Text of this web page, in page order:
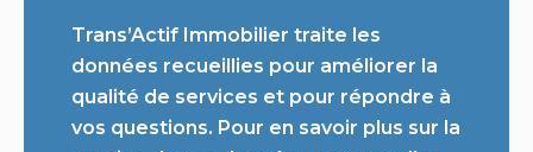
Trans’Actif Immobilier traite les
données recueillies pour améliorer la
qualité de services et pour répondre à
vos questions. Pour en savoir plus sur la